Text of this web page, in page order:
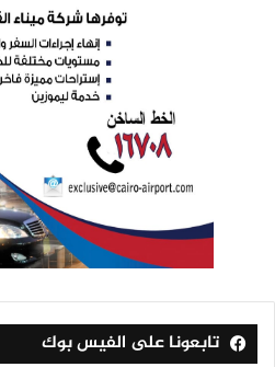
تابعونا على الفيس بوك